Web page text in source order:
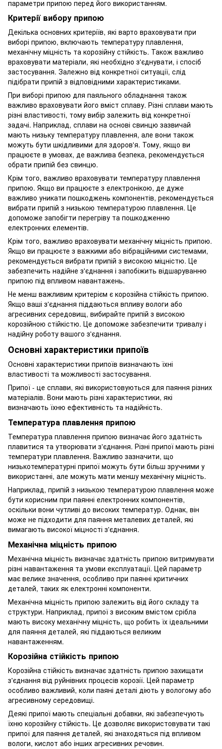
параметри припою перед його використанням.
Критерії вибору припою
Декілька основних критеріїв, які варто враховувати при
виборі припою, включають температуру плавлення,
механічну міцність та корозійну стійкість. Також важливо
враховувати матеріали, які необхідно з'єднувати, і спосіб
застосування. Залежно від конкретної ситуації, слід
підібрати припій з відповідними характеристиками.
При виборі припою для паяльного обладнання також
важливо враховувати його вміст сплаву. Різні сплави мають
різні властивості, тому вибір залежить від конкретної
задачі. Наприклад, сплави на основі свинцю зазвичай
мають низьку температуру плавлення, але вони також
можуть бути шкідливими для здоров'я. Тому, якщо ви
працюєте в умовах, де важлива безпека, рекомендується
обрати припій без свинцю.
Крім того, важливо враховувати температуру плавлення
припою. Якщо ви працюєте з електронікою, де дуже
важливо уникати пошкоджень компонентів, рекомендується
вибрати припій з низькою температурою плавлення. Це
допоможе запобігти перегріву та пошкодженню
електронних елементів.
Крім того, важливо враховувати механічну міцність припою.
Якщо ви працюєте з важкими або вібраційними системами,
рекомендується вибрати припій з високою міцністю. Це
забезпечить надійне з'єднання і запобіжить відшаруванню
припою під впливом навантажень.
Не менш важливим критерієм є корозійна стійкість припою.
Якщо ваші з'єднання піддаються впливу вологи або
агресивних середовищ, вибирайте припій з високою
корозійною стійкістю. Це допоможе забезпечити тривалу і
надійну роботу вашого з'єднання.
Основні характеристики припоїв
Основні характеристики припоїв визначають їхні
властивості та можливості застосування.
Припої - це сплави, які використовуються для паяння різних
матеріалів. Вони мають різні характеристики, які
визначають їхню ефективність та надійність.
Температура плавлення припою
Температура плавлення припою визначає його здатність
плавитися та утворювати з'єднання. Різні припої мають різні
температури плавлення. Важливо зазначити, що
низькотемпературні припої можуть бути більш зручними у
використанні, але можуть мати меншу механічну міцність.
Наприклад, припій з низькою температурою плавлення може
бути корисним при паянні електронних компонентів,
оскільки вони чутливі до високих температур. Однак, він
може не підходити для паяння металевих деталей, які
вимагають високої міцності з'єднання.
Механічна міцність припою
Механічна міцність визначає здатність припою витримувати
різні навантаження та умови експлуатації. Цей параметр
має велике значення, особливо при паянні критичних
деталей, таких як електронні компоненти.
Механічна міцність припою залежить від його складу та
структури. Наприклад, припої з високим вмістом срібла
мають високу механічну міцність, що робить їх ідеальними
для паяння деталей, які піддаються великим
навантаженням.
Корозійна стійкість припою
Корозійна стійкість визначає здатність припою захищати
з'єднання від руйнівних процесів корозії. Цей параметр
особливо важливий, коли паяні деталі діють у вологому або
агресивному середовищі.
Деякі припої мають спеціальні добавки, які забезпечують
їхню корозійну стійкість. Це дозволяє використовувати такі
припої для паяння деталей, які знаходяться під впливом
вологи, кислот або інших агресивних речовин.